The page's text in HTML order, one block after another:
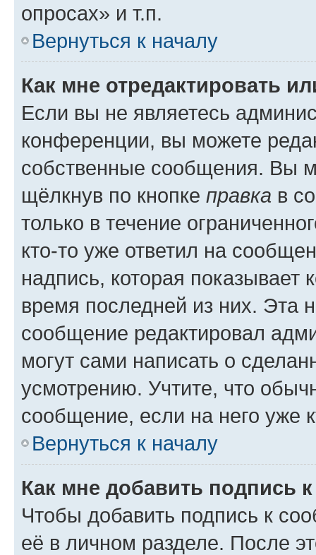
опросах» и т.п.
Вернуться к началу
Как мне отредактировать
Если вы не являетесь
конференции, вы можете
собственные сообщения. Вы
щёлкнув по кнопке правка в
только в течение
кто-то уже ответил на
надпись, которая показывает
время последней из них. Эта
сообщение редактировал
могут сами написать о
усмотрению. Учтите, что
сообщение, если на него уже
Вернуться к началу
Как мне добавить подпись
Чтобы добавить подпись к
её в личном разделе. После